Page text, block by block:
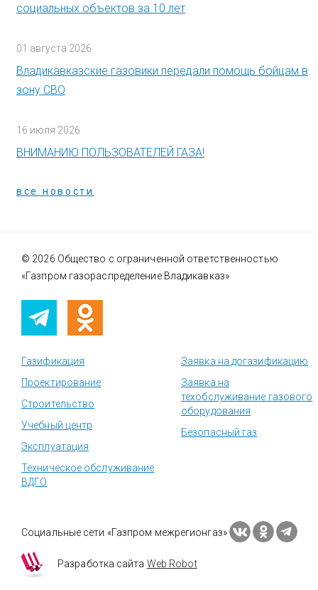
социальных объектов за 10 лет
01 августа 2026
Владикавказские газовики передали помощь бойцам в
зону СВО
16 июля 2026
ВНИМАНИЮ ПОЛЬЗОВАТЕЛЕЙ ГАЗА!
все новости
© 2026 Общество с ограниченной ответственностью
«Газпром газораспределение Владикавказ»
Газификация
Проектирование
Строительство
Учебный центр
Эксплуатация
Техническое обслуживание
ВДГО
Заявка на догазификацию
Заявка на
техобслуживание газового
оборудования
Безопасный газ
Социальные сети «Газпром межрегионгаз»
Разработка сайта Web Robot